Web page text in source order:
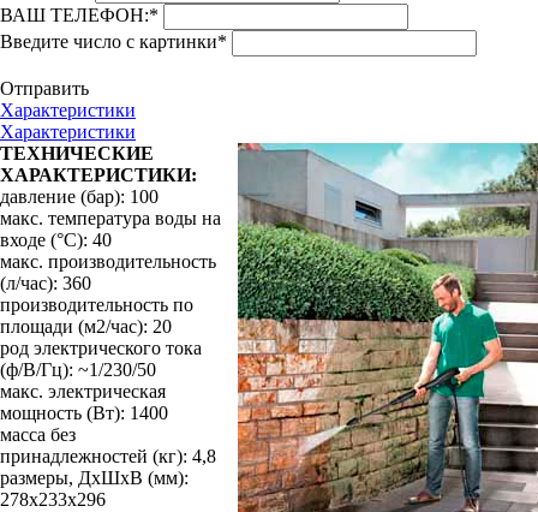
ВАШ ТЕЛЕФОН:*
Введите число с картинки*
Отправить
Характеристики
Характеристики
ТЕХНИЧЕСКИЕ
ХАРАКТЕРИСТИКИ:
давление (бар): 100
макс. температура воды на
входе (°С): 40
макс. производительность
(л/час): 360
производительность по
площади (м2/час): 20
род электрического тока
(ф/В/Гц): ~1/230/50
макс. электрическая
мощность (Вт): 1400
масса без
принадлежностей (кг): 4,8
размеры, ДхШхВ (мм):
278x233x296